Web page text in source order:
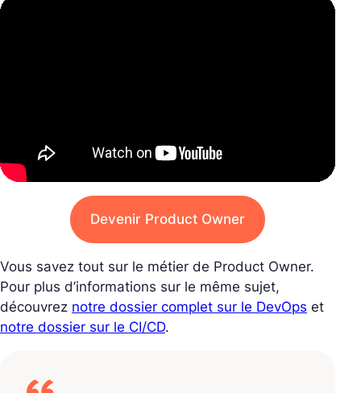
Devenir Product Owner
Vous savez tout sur le métier de Product Owner.
Pour plus d’informations sur le même sujet,
découvrez notre dossier complet sur le DevOps et
notre dossier sur le CI/CD.